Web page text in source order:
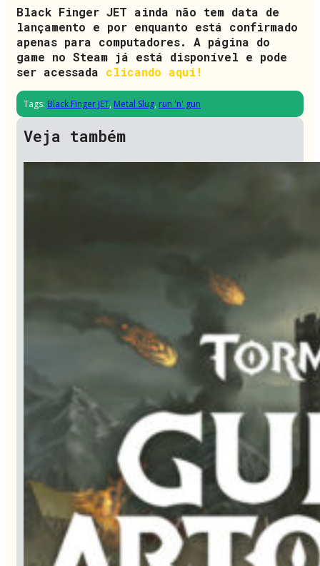
Black Finger JET ainda não tem data de
lançamento e por enquanto está confirmado
apenas para computadores. A página do
game no Steam já está disponível e pode
ser acessada clicando aqui!
Tags: Black Finger JET, Metal Slug, run 'n' gun
Veja também